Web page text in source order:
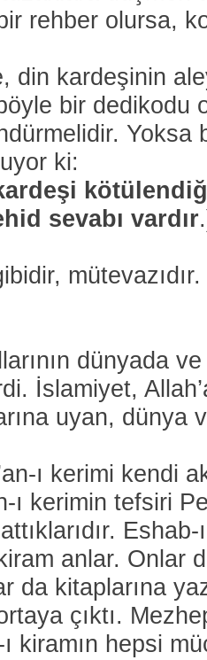
rehber olursa,
din kardeşinin
bir dedikodu
Yoksa
ki:
sevabı vardır.
dünyada
İslamiyet,
uyan, dünya
ı kerimi kendi
ı kerimin tefsiri
anlar. Onlar
da kitaplarına
çıktı.
kiramın hepsi